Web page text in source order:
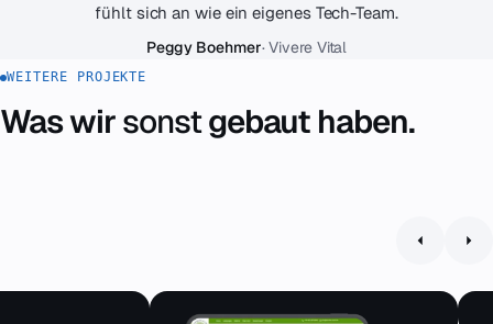
fühlt sich an wie ein eigenes Tech-Team.
Peggy Boehmer· Vivere Vital
WEITERE PROJEKTE
Was wirsonstgebaut haben.